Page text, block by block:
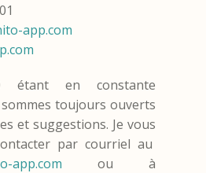
app.com
étant en constante
toujours ouverts
et suggestions. Je vous
par courriel au
app.com ou à